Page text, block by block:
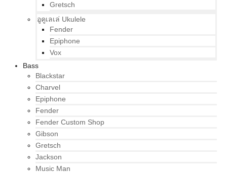
Gretsch
อูคูเลเล่ Ukulele
Fender
Epiphone
Vox
Bass
Blackstar
Charvel
Epiphone
Fender
Fender Custom Shop
Gibson
Gretsch
Jackson
Music Man